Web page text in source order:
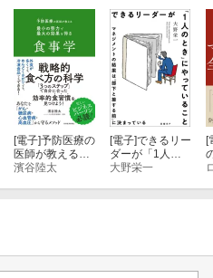
[電子]予防医療の
医師が教える
最小の努力で最
濱谷陸太
[電子]できるリー
ダーが「1人の
とき」にやって
大野栄一
[